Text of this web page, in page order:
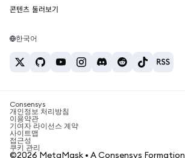
웹3 서비스
고객 지원
채용
테더 가격
USDT를 INR로 환전
BTC를 INR로 환전
ETH를 USDT로 환전
ETH 매수
USDT 매수
SHIB 매수
BNB 매수
콘텐츠 둘러보기
솔라나 지갑
암호화폐 세금 뉴스
암호화폐 매수 방법
비트코인 매도 방법
한국어
Consensys
개인정보 처리방침
이용약관
기여자 라이선스 계약
사이트맵
접근성
쿠키 관리
©2026 MetaMask • A Consensys Formation